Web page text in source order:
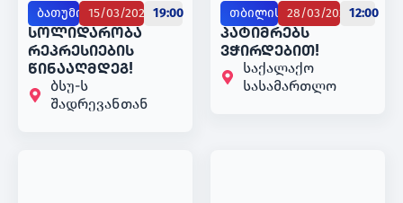
ბათუმი 15/03/2025 19:00
სოლიდარობა
რეპრესიების
წინააღმდეგ!
ბსუ-ს
შადრევანთან
თბილისი28/03/202512:00
️პატიმრებს
ვჭირდებით!
საქალაქო
სასამართლო